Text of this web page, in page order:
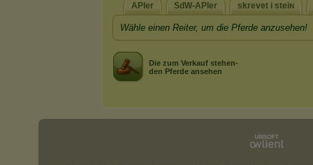
APler SdW-APler skrevet i steiɴ
Wähle einen Reiter, um die Pferde anzusehen!
Die zum Verkauf stehen-
den Pferde ansehen